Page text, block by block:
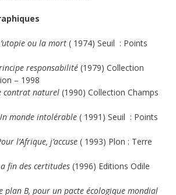
ou la mort ( 1974) Seuil : Points
responsabilité (1979) Collection
– 1998
contrat naturel (1990) Collection Champs
monde intolérable ( 1991) Seuil : Points
l’Afrique, j’accuse ( 1993) Plon : Terre
fin des certitudes (1996) Editions Odile
plan B, pour un pacte écologique mondial